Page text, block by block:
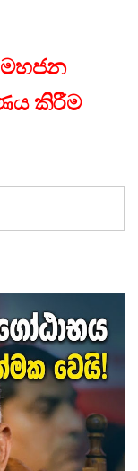
කිරීම